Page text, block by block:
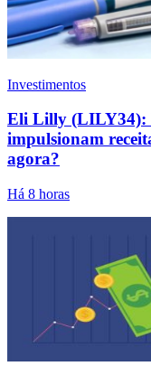
Investimentos
Eli Lilly (LILY34):
impulsionam
agora?
Há 8 horas